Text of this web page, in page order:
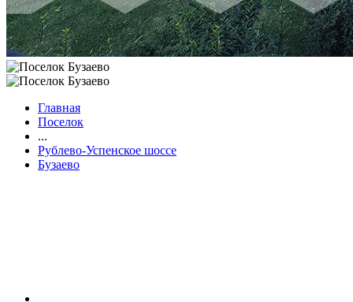
Главная
Поселок
...
Рублево-Успенское шоссе
Бузаево